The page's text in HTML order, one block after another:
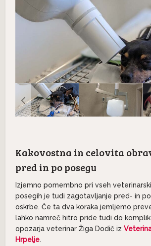
Kakovostna in celovita
pred in po posegu
Izjemno pomembno pri vseh
posegih je tudi zagotavljanje pred- in
oskrbe. Če ta dva koraka jemljemo
lahko namreč hitro pride tudi do
opozarja veterinar Žiga Dodič iz
Hrpelje.